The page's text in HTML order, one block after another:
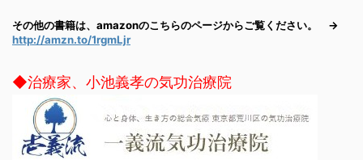
その他の書籍は、amazonのこちらのページからご覧ください。 →
http://amzn.to/1rgmLjr
◆治療家、小池義孝の気功治療院